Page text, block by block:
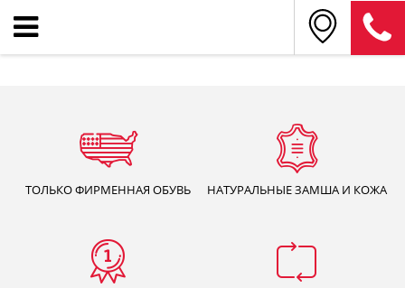
ТОЛЬКОФИРМЕННАЯ ОБУВЬ НАТУРАЛЬНЫЕЗАМША И КОЖА